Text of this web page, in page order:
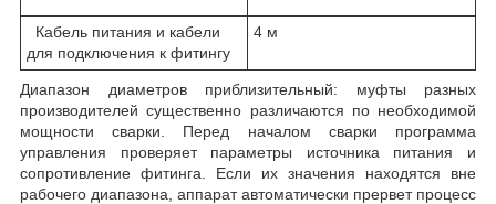
Кабель питания и кабели
для подключения к фитингу
4 м
Диапазон диаметров приблизительный: муфты разных
производителей существенно различаются по необходимой
мощности сварки. Перед началом сварки программа
управления проверяет параметры источника питания и
сопротивление фитинга. Если их значения находятся вне
рабочего диапазона, аппарат автоматически прервет процесс